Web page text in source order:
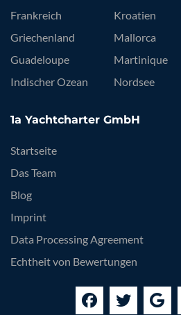
Frankreich
Griechenland
Guadeloupe
Indischer Ozean
Kroatien
Mallorca
Martinique
Nordsee
1a Yachtcharter GmbH
Startseite
Das Team
Blog
Imprint
Data Processing Agreement
Echtheit von Bewertungen